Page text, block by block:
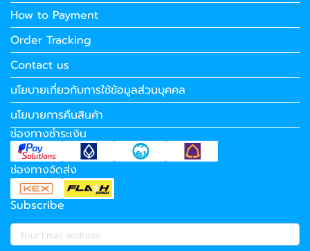
How to Payment
Order Tracking
Contact us
นโยบายเกี่ยวกับการใช้ข้อมูลส่วนบุคคล
นโยบายการคืนสินค้า
ช่องทางชำระเงิน
ช่องทางจัดส่ง
Subscribe